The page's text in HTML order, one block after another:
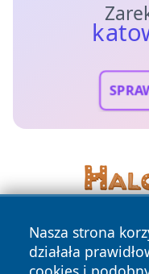
Nasza strona
działała